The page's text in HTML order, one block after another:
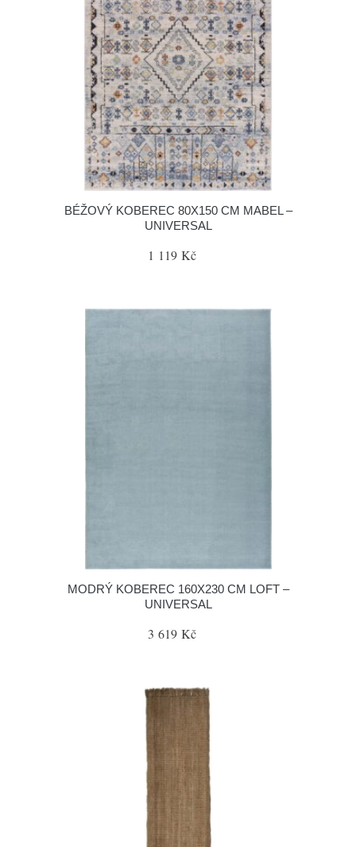
BÉŽOVÝ KOBEREC 80X150 CM MABEL –
UNIVERSAL
1 119 Kč
MODRÝ KOBEREC 160X230 CM LOFT –
UNIVERSAL
3 619 Kč